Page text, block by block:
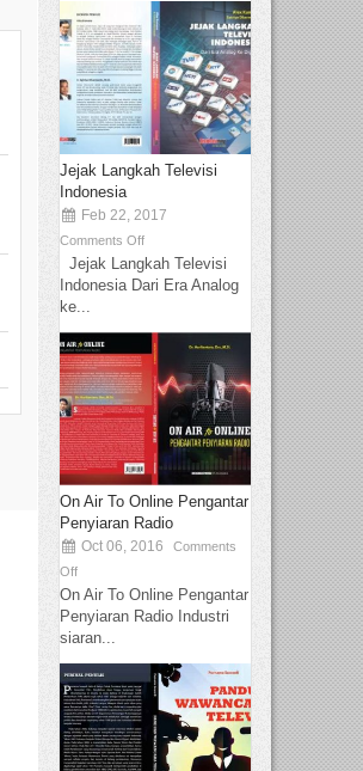
Jejak Langkah Televisi
Indonesia
Feb 22, 2017
Comments Off
Jejak Langkah Televisi
Indonesia Dari Era Analog
ke...
On Air To Online Pengantar
Penyiaran Radio
Oct 06, 2016
Comments
Off
On Air To Online Pengantar
Penyiaran Radio Industri
siaran...